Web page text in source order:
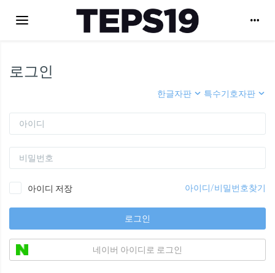
Toggle navigation
로그인
한글자판 특수기호자판
아이디
비밀번호
아이디 저장 아이디/비밀번호찾기
로그인
네이버 아이디로 로그인